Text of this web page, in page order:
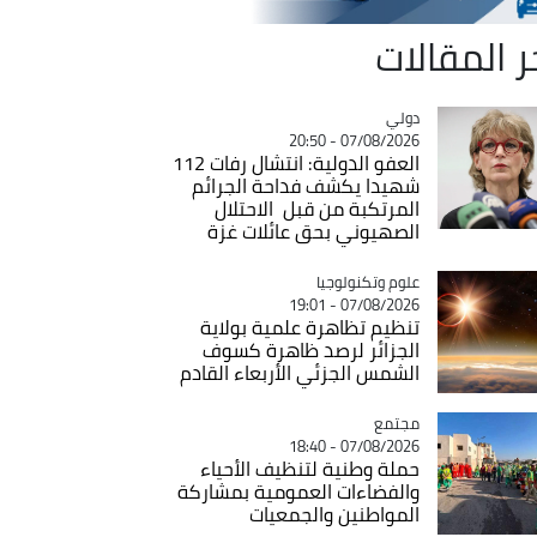
المقالات
Catégorie
دولي
07/08/2026 - 20:50
العفو الدولية: انتشال رفات 112
شهيدا يكشف فداحة الجرائم
المرتكبة من قبل الاحتلال
الصهيوني بحق عائلات غزة
Catégorie
علوم وتكنولوجيا
07/08/2026 - 19:01
تنظيم تظاهرة علمية بولاية
الجزائر لرصد ظاهرة كسوف
الشمس الجزئي الأربعاء القادم
Catégorie
مجتمع
07/08/2026 - 18:40
حملة وطنية لتنظيف الأحياء
والفضاءات العمومية بمشاركة
المواطنين والجمعيات